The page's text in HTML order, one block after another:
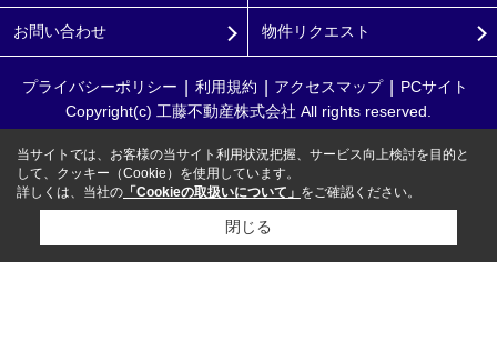
お問い合わせ 物件リクエスト
プライバシーポリシー 利用規約 アクセスマップ
PCサイト
Copyright(c) 工藤不動産株式会社 All rights reserved.
当サイトでは、お客様の当サイト利用状況把握、サービス向上検討を目的と
して、クッキー（Cookie）を使用しています。
詳しくは、当社の 「Cookieの取扱いについて」 をご確認ください。
閉じる